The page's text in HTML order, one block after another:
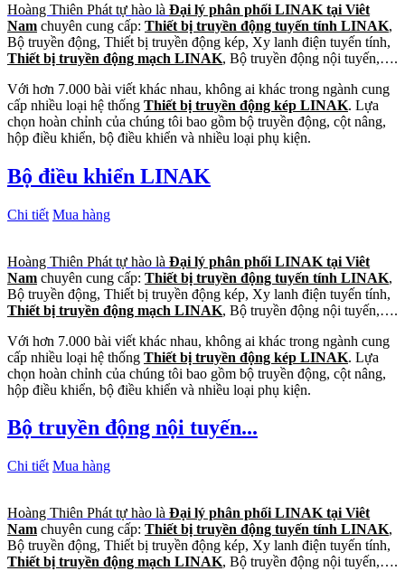
Hoàng Thiên Phát tự hào là Đại lý phân phối LINAK tại Viêt
Nam chuyên cung cấp: Thiết bị truyền động tuyến tính LINAK,
Bộ truyền động, Thiết bị truyền động kép, Xy lanh điện tuyến tính,
Thiết bị truyền động mạch LINAK, Bộ truyền động nội tuyến,….
Với hơn 7.000 bài viết khác nhau, không ai khác trong ngành cung
cấp nhiều loại hệ thống Thiết bị truyền động kép LINAK. Lựa
chọn hoàn chỉnh của chúng tôi bao gồm bộ truyền động, cột nâng,
hộp điều khiển, bộ điều khiển và nhiều loại phụ kiện.
Bộ điều khiển LINAK
Chi tiết Mua hàng
Hoàng Thiên Phát tự hào là Đại lý phân phối LINAK tại Viêt
Nam chuyên cung cấp: Thiết bị truyền động tuyến tính LINAK,
Bộ truyền động, Thiết bị truyền động kép, Xy lanh điện tuyến tính,
Thiết bị truyền động mạch LINAK, Bộ truyền động nội tuyến,….
Với hơn 7.000 bài viết khác nhau, không ai khác trong ngành cung
cấp nhiều loại hệ thống Thiết bị truyền động kép LINAK. Lựa
chọn hoàn chỉnh của chúng tôi bao gồm bộ truyền động, cột nâng,
hộp điều khiển, bộ điều khiển và nhiều loại phụ kiện.
Bộ truyền động nội tuyến...
Chi tiết Mua hàng
Hoàng Thiên Phát tự hào là Đại lý phân phối LINAK tại Viêt
Nam chuyên cung cấp: Thiết bị truyền động tuyến tính LINAK,
Bộ truyền động, Thiết bị truyền động kép, Xy lanh điện tuyến tính,
Thiết bị truyền động mạch LINAK, Bộ truyền động nội tuyến,….